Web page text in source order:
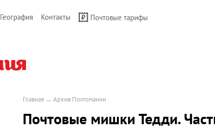
География Контакты Почтовые тарифы
Главная → Архив Почтомании
Почтовые мишки Тедди.